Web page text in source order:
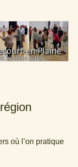
où l’on pratique